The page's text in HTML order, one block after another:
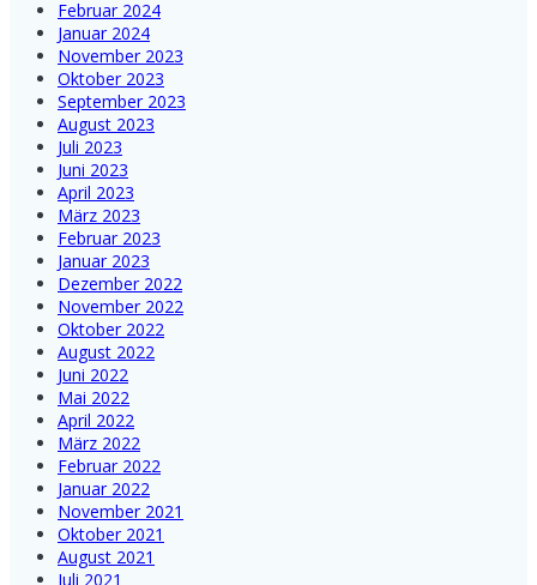
Februar 2024
Januar 2024
November 2023
Oktober 2023
September 2023
August 2023
Juli 2023
Juni 2023
April 2023
März 2023
Februar 2023
Januar 2023
Dezember 2022
November 2022
Oktober 2022
August 2022
Juni 2022
Mai 2022
April 2022
März 2022
Februar 2022
Januar 2022
November 2021
Oktober 2021
August 2021
Juli 2021